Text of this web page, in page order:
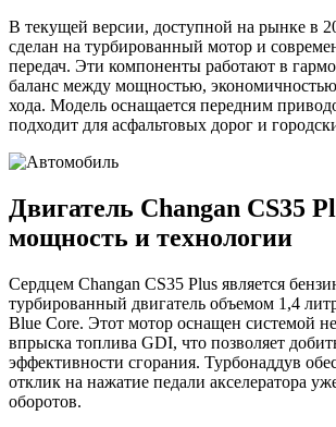
В текущей версии, доступной на рынке в
сделан на турбированный мотор и
передач. Эти компоненты работают в
баланс между мощностью,
хода. Модель оснащается передним
подходит для асфальтовых дорог и
Двигатель Changan CS35
мощность и технологии
Сердцем Changan CS35 Plus является
турбированный двигатель объемом 1,4
Blue Core. Этот мотор оснащен системой
впрыска топлива GDI, что позволяет
эффективности сгорания. Турбонаддув
отклик на нажатие педали акселератора
оборотов.